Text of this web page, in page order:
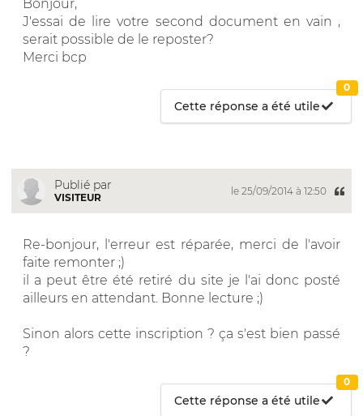
Bonjour,
J'essai de lire votre second document en vain ,
serait possible de le reposter?
Merci bcp
Cette réponse a été utile
0
Publié par
VISITEUR
le 25/09/2014 à 12:50
Re-bonjour, l'erreur est réparée, merci de l'avoir
faite remonter ;)
il a peut être été retiré du site je l'ai donc posté
ailleurs en attendant. Bonne lecture ;)
Sinon alors cette inscription ? ça s'est bien passé
?
Cette réponse a été utile
0